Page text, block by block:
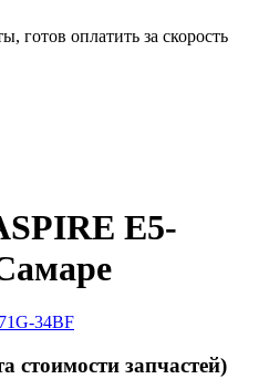
готов оплатить за скорость
E5-
стоимости запчастей)